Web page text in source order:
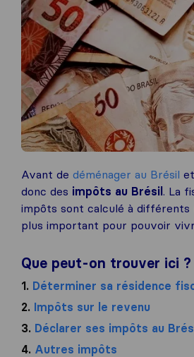
Avant de déménager au Brésil
donc des impôts au Brésil . La
impôts sont calculé à différents
plus important pour pouvoir
Que peut-on trouver ici ?
1. Déterminer sa résidence
2. Impôts sur le revenu
3. Déclarer ses impôts au
4. Autres impôts